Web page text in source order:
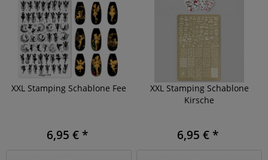
XXL Stamping Schablone Fee
6,95 € *
XXL Stamping Schablone
Kirsche
6,95 € *